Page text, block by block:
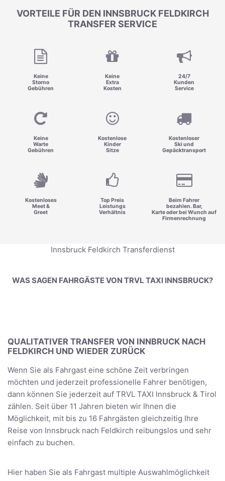
VORTEILE FÜR DEN INNSBRUCK FELDKIRCH
TRANSFER SERVICE
Keine
Storno
Gebühren
Keine
Extra
Kosten
24/7
Kunden
Service
Keine
Warte
Gebühren
Kostenlose
Kinder
Sitze
Kostenloser
Ski und
Gepäcktransport
Kostenloses
Meet &
Greet
Top Preis
Leistungs
Verhältnis
Beim Fahrer
bezahlen. Bar,
Karte oder bei Wunch auf
Firmenrechnung
Innsbruck Feldkirch Transferdienst
WAS SAGEN FAHRGÄSTE VON TRVL TAXI INNSBRUCK?
QUALITATIVER TRANSFER VON INNBRUCK NACH
FELDKIRCH UND WIEDER ZURÜCK
Wenn Sie als Fahrgast eine schöne Zeit verbringen
möchten und jederzeit professionelle Fahrer benötigen,
dann können Sie jederzeit auf TRVL TAXI Innsbruck & Tirol
zählen. Seit über 11 Jahren bieten wir Ihnen die
Möglichkeit, mit bis zu 16 Fahrgästen gleichzeitig Ihre
Reise von Innsbruck nach Feldkirch reibungslos und sehr
einfach zu buchen.
Hier haben Sie als Fahrgast multiple Auswahlmöglichkeit